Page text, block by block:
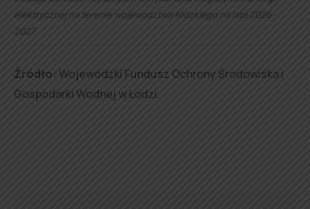
elektrycznej na terenie województwa łódzkiego na lata 2026-
2027
Źródło: Wojewódzki Fundusz Ochrony Środowiska i
Gospodarki Wodnej w Łodzi.